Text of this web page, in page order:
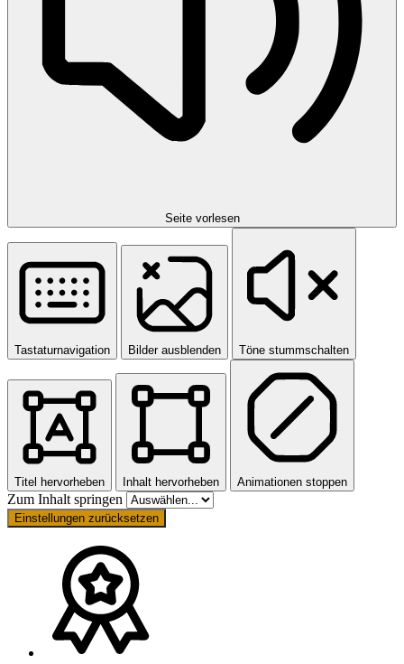
Seite vorlesen
Tastaturnavigation Bilder ausblenden Töne stummschalten
Titel hervorheben Inhalt hervorheben Animationen stoppen
Zum Inhalt springen
Einstellungen zurücksetzen